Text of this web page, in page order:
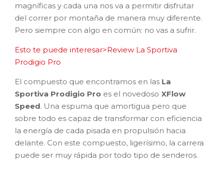
magníficas y cada una nos va a permitir disfrutar
del correr por montaña de manera muy diferente.
Pero siempre con algo en común: no vas a sufrir.
Esto te puede interesar>Review La Sportiva
Prodigio Pro
El compuesto que encontramos en las La
Sportiva Prodigio Pro es el novedoso XFlow
Speed. Una espuma que amortigua pero que
sobre todo es capaz de transformar con eficiencia
la energía de cada pisada en propulsión hacia
delante. Con este compuesto, ligerísimo, la carrera
puede ser muy rápida por todo tipo de senderos.